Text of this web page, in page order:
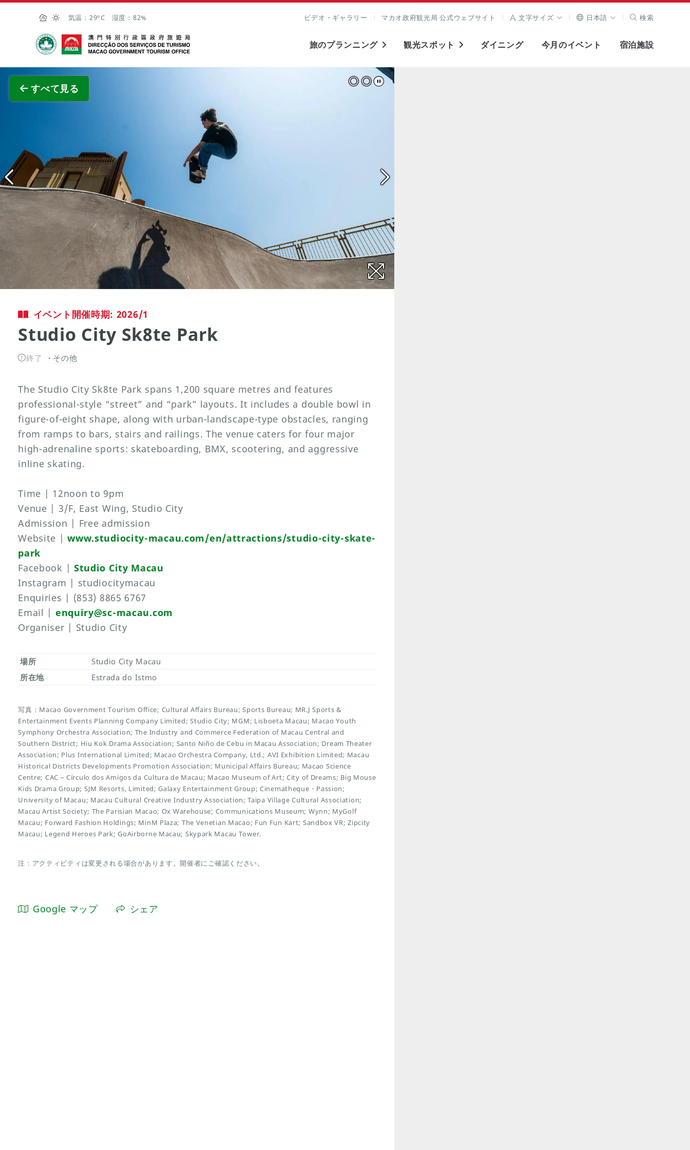
Skip to Main Content
気温： 29°C 湿度： 82% ビデオ・ギャラリー マカオ政府観光局 公式ウェブサイト 文字サイズ 日本語 検索
マカオ政府観光局
旅のプランニング 観光スポット ダイニング 今月のイベント 宿泊施設
すべて見る
イベント開催時期: 2026/1
Studio City Sk8te Park
終了 その他
The Studio City Sk8te Park spans 1,200 square metres and features
professional-style “street” and “park” layouts. It includes a double bowl in
figure-of-eight shape, along with urban-landscape-type obstacles, ranging
from ramps to bars, stairs and railings. The venue caters for four major
high-adrenaline sports: skateboarding, BMX, scootering, and aggressive
inline skating.
Time | 12noon to 9pm
Venue | 3/F, East Wing, Studio City
Admission | Free admission
Website |www.studiocity-macau.com/en/attractions/studio-city-skate-
park
Facebook | Studio City Macau
Instagram | studiocitymacau
Enquiries | (853) 8865 6767
Email | enquiry@sc-macau.com
Organiser | Studio City
場所
Studio City Macau
所在地
Estrada do Istmo
写真：Macao Government Tourism Office; Cultural Affairs Bureau; Sports Bureau; MR.J Sports &
Entertainment Events Planning Company Limited; Studio City; MGM; Lisboeta Macau; Macao Youth
Symphony Orchestra Association; The Industry and Commerce Federation of Macau Central and
Southern District; Hiu Kok Drama Association; Santo Niño de Cebu in Macau Association; Dream Theater
Association; Plus International Limited; Macao Orchestra Company, Ltd.; AVI Exhibition Limited; Macau
Historical Districts Developments Promotion Association; Municipal Affairs Bureau; Macao Science
Centre; CAC – Círculo dos Amigos da Cultura de Macau; Macao Museum of Art; City of Dreams; Big Mouse
Kids Drama Group; SJM Resorts, Limited; Galaxy Entertainment Group; Cinematheque・Passion;
University of Macau; Macau Cultural Creative Industry Association; Taipa Village Cultural Association;
Macau Artist Society; The Parisian Macao; Ox Warehouse; Communications Museum; Wynn; MyGolf
Macau; Forward Fashion Holdings; MinM Plaza; The Venetian Macao; Fun Fun Kart; Sandbox VR; Zipcity
Macau; Legend Heroes Park; GoAirborne Macau; Skypark Macau Tower.
注：アクティビティは変更される場合があります。開催者にご確認ください。
Google マップ シェア